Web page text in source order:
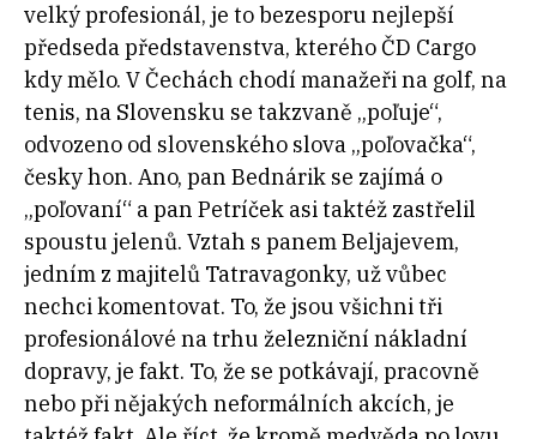
velký profesionál, je to bezesporu nejlepší
předseda představenstva, kterého ČD Cargo
kdy mělo. V Čechách chodí manažeři na golf, na
tenis, na Slovensku se takzvaně „poľuje“,
odvozeno od slovenského slova „poľovačka“,
česky hon. Ano, pan Bednárik se zajímá o
„poľovaní“ a pan Petríček asi taktéž zastřelil
spoustu jelenů. Vztah s panem Beljajevem,
jedním z majitelů Tatravagonky, už vůbec
nechci komentovat. To, že jsou všichni tři
profesionálové na trhu železniční nákladní
dopravy, je fakt. To, že se potkávají, pracovně
nebo při nějakých neformálních akcích, je